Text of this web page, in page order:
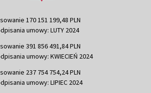
170 151 199,48 PLN
umowy: LUTY 2024
391 856 491,84 PLN
umowy: KWIECIEŃ 2024
237 754 754,24 PLN
umowy: LIPIEC 2024